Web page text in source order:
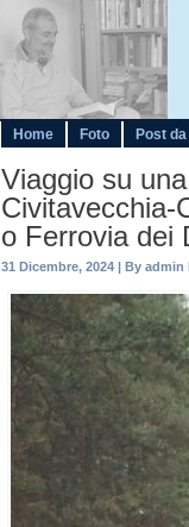
Home Foto Post
Viaggio su
Civitavecchia-
o Ferrovia dei
31 Dicembre, 2024 | By admin